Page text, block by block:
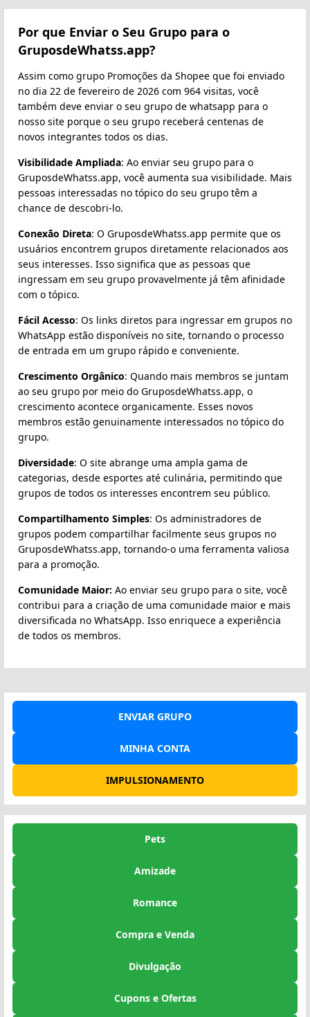
Por que Enviar o Seu Grupo para o
GruposdeWhatss.app?
Assim como grupo Promoções da Shopee que foi enviado
no dia 22 de fevereiro de 2026 com 964 visitas, você
também deve enviar o seu grupo de whatsapp para o
nosso site porque o seu grupo receberá centenas de
novos integrantes todos os dias.
Visibilidade Ampliada: Ao enviar seu grupo para o
GruposdeWhatss.app, você aumenta sua visibilidade. Mais
pessoas interessadas no tópico do seu grupo têm a
chance de descobri-lo.
Conexão Direta: O GruposdeWhatss.app permite que os
usuários encontrem grupos diretamente relacionados aos
seus interesses. Isso significa que as pessoas que
ingressam em seu grupo provavelmente já têm afinidade
com o tópico.
Fácil Acesso: Os links diretos para ingressar em grupos no
WhatsApp estão disponíveis no site, tornando o processo
de entrada em um grupo rápido e conveniente.
Crescimento Orgânico: Quando mais membros se juntam
ao seu grupo por meio do GruposdeWhatss.app, o
crescimento acontece organicamente. Esses novos
membros estão genuinamente interessados no tópico do
grupo.
Diversidade: O site abrange uma ampla gama de
categorias, desde esportes até culinária, permitindo que
grupos de todos os interesses encontrem seu público.
Compartilhamento Simples: Os administradores de
grupos podem compartilhar facilmente seus grupos no
GruposdeWhatss.app, tornando-o uma ferramenta valiosa
para a promoção.
Comunidade Maior: Ao enviar seu grupo para o site, você
contribui para a criação de uma comunidade maior e mais
diversificada no WhatsApp. Isso enriquece a experiência
de todos os membros.
ENVIAR GRUPO
MINHA CONTA
IMPULSIONAMENTO
Pets
Amizade
Romance
Compra e Venda
Divulgação
Cupons e Ofertas